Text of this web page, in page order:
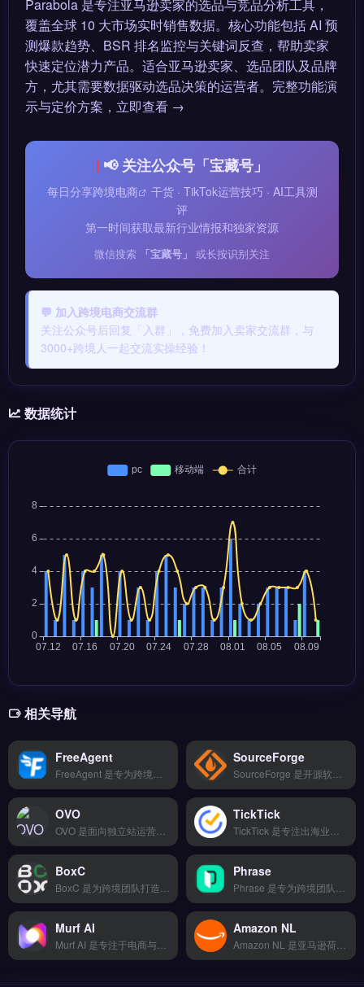
Parabola 是专注亚马逊卖家的选品与竞品分析工具，
覆盖全球 10 大市场实时销售数据。核心功能包括 AI 预
测爆款趋势、BSR 排名监控与关键词反查，帮助卖家
快速定位潜力产品。适合亚马逊卖家、选品团队及品牌
方，尤其需要数据驱动选品决策的运营者。完整功能演
示与定价方案，立即查看 →
📢 关注公众号「宝藏号」
每日分享跨境电商
干货 · TikTok运营技巧 · AI工具测
评
第一时间获取最新行业情报和独家资源
微信搜索 「宝藏号」 或长按识别关注
💬 加入跨境电商交流群
关注公众号后回复「入群」，免费加入卖家交流群，与
3000+跨境人一起交流实操经验！
数据统计
相关导航
FreeAgent SourceForge
OVO TickTick
BoxC Phrase
Murf AI Amazon NL